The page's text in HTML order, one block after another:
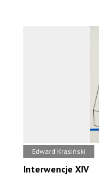
Edward Krasiński
Interwencje XIV